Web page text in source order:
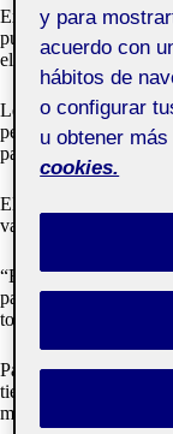
Experimenta con las
puede llevar por un
el propio tema.
Le da importancia al
personas que
para la formación y el
El resultado puede
varios gremios no
“El error es necesario
para el proceso, tanto
todo y enriquecer la
Para Mireia Sallarès el
tiempo, ya que se ve
mismo proyecto.
y para
acuerdo con
hábitos de
o configurar
u obtener
cookies.